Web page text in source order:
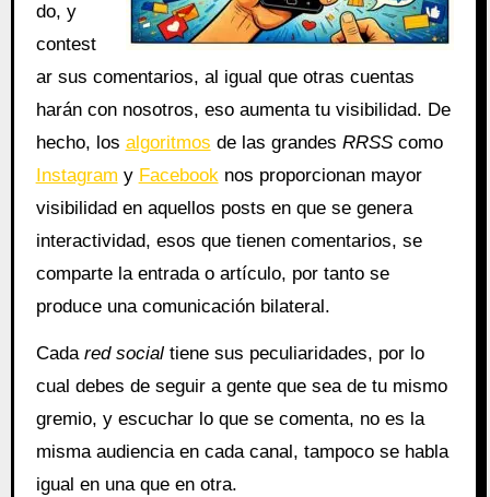
do, y
contest
ar sus comentarios, al igual que otras cuentas
harán con nosotros, eso aumenta tu visibilidad. De
hecho, los algoritmos de las grandes RRSScomo
Instagram y Facebooknos proporcionan mayor
visibilidad en aquellos posts en que se genera
interactividad, esos que tienen comentarios, se
comparte la entrada o artículo, por tanto se
produce una comunicación bilateral.
Cada red socialtiene sus peculiaridades, por lo
cual debes de seguir a gente que sea de tu mismo
gremio, y escuchar lo que se comenta, no es la
misma audiencia en cada canal, tampoco se habla
igual en una que en otra.